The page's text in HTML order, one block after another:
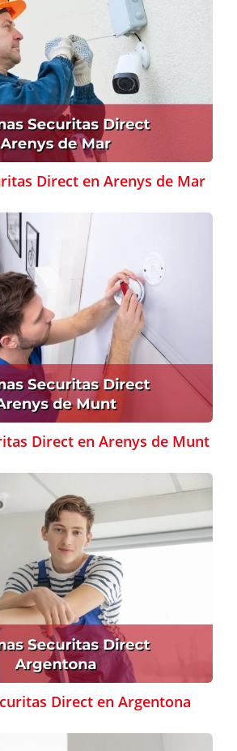
Direct en Arenys de Mar
Direct en Arenys de Munt
Direct en Argentona